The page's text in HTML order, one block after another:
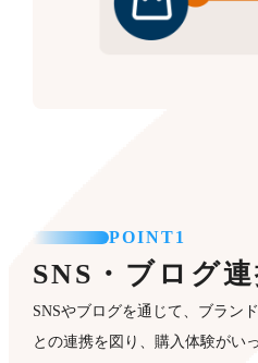
POINT1
SNS・ブログ
SNSやブログを通じて、ブラン
との連携を図り、購入体験がい